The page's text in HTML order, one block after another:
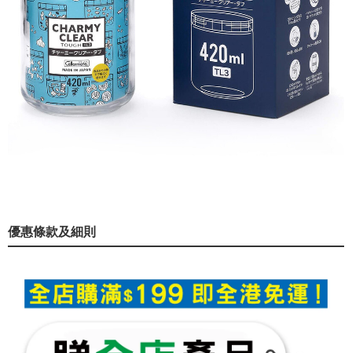
優惠條款及細則